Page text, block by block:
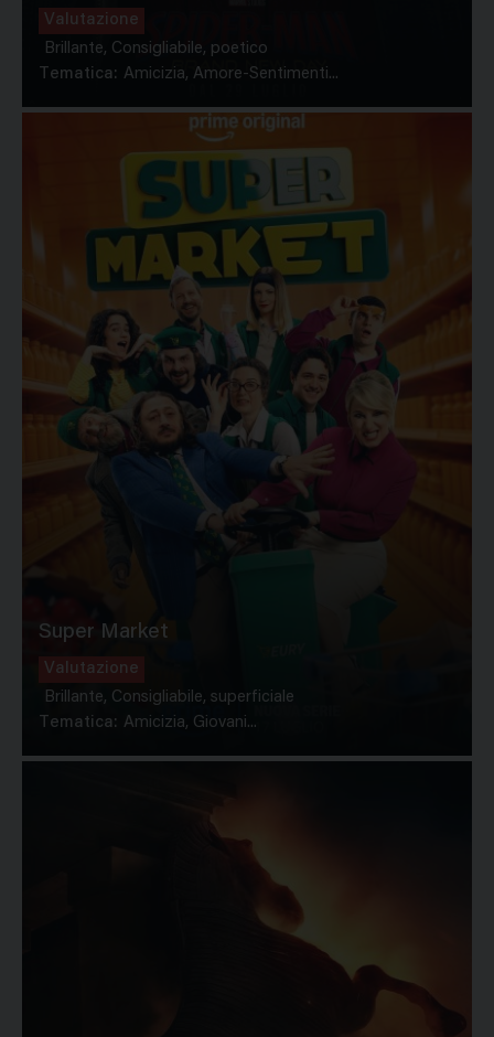
Valutazione
Brillante, Consigliabile, poetico
Tematica: Amicizia, Amore-Sentimenti...
Super Market
Valutazione
Brillante, Consigliabile, superficiale
Tematica: Amicizia, Giovani...